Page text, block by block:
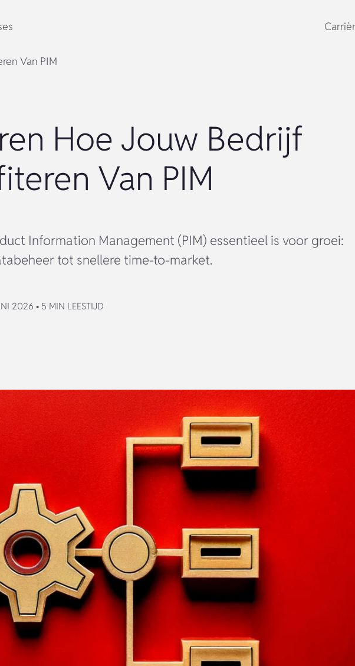
Van PIM
Hoe Jouw Bedrijf
Van PIM
Information Management (PIM) essentieel is voor groei:
tot snellere time-to-market.
2026 • 5 MIN LEESTIJD